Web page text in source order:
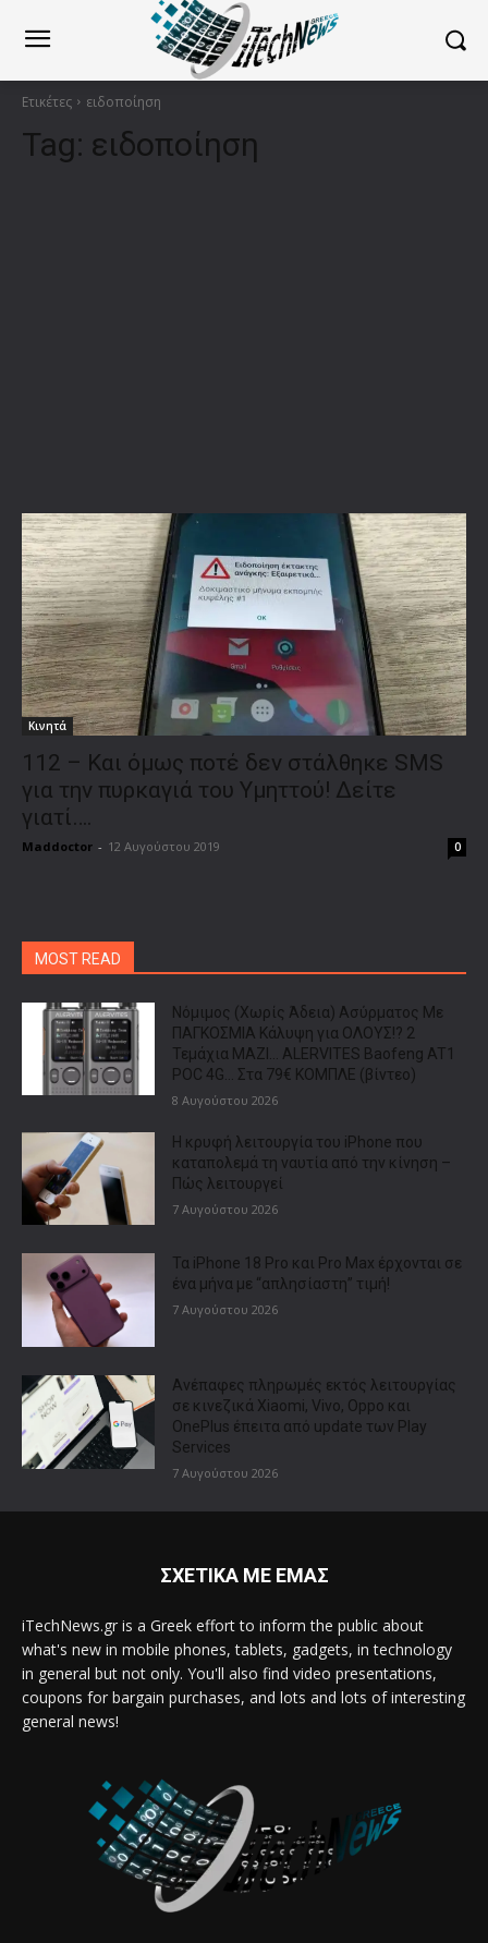
Ετικέτες ειδοποίηση
Tag: ειδοποίηση
Κινητά
112 – Και όμως ποτέ δεν στάλθηκε SMS
για την πυρκαγιά του Υμηττού! Δείτε
γιατί….
Maddoctor - 12 Αυγούστου 2019 0
MOST READ
Νόμιμος (Χωρίς Άδεια) Ασύρματος Με
ΠΑΓΚΟΣΜΙΑ Κάλυψη για ΟΛΟΥΣ!? 2
Τεμάχια ΜΑΖΙ… ALERVITES Baofeng AT1
POC 4G… Στα 79€ ΚΟΜΠΛΕ (βίντεο)
8 Αυγούστου 2026
Η κρυφή λειτουργία του iPhone που
καταπολεμά τη ναυτία από την κίνηση –
Πώς λειτουργεί
7 Αυγούστου 2026
Τα iPhone 18 Pro και Pro Max έρχονται σε
ένα μήνα με “απλησίαστη” τιμή!
7 Αυγούστου 2026
Ανέπαφες πληρωμές εκτός λειτουργίας
σε κινεζικά Xiaomi, Vivo, Oppo και
OnePlus έπειτα από update των Play
Services
7 Αυγούστου 2026
ΣΧΕΤΙΚΑ ΜΕ ΕΜΑΣ
iTechNews.gr is a Greek effort to inform the public about
what's new in mobile phones, tablets, gadgets, in technology
in general but not only. You'll also find video presentations,
coupons for bargain purchases, and lots and lots of interesting
general news!